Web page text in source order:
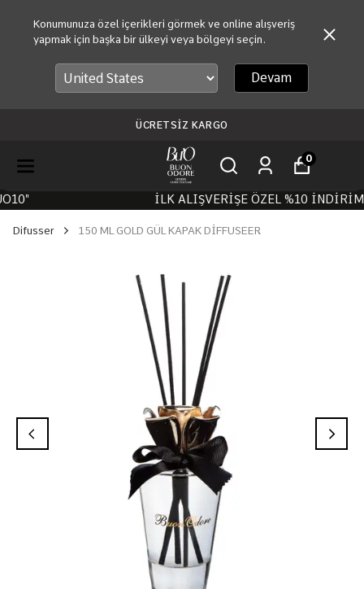
Konumunuza özel içerikleri görmek ve online alışveriş
yapmak için başka bir ülkeyi veya bölgeyi seçin.
Devam
TÜM ÜRÜNLERDE 6 TAKSİT
0
İLK ALIŞVERİŞE ÖZEL %10
Difusser 150 ML GOLD GÜL KAPAK DİFFUSEER